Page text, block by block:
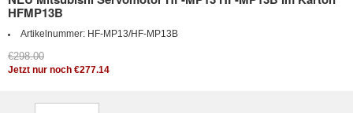
HFMP13B
Artikelnummer: HF-MP13/HF-MP13B
€298.00
Jetzt nur noch €277.14